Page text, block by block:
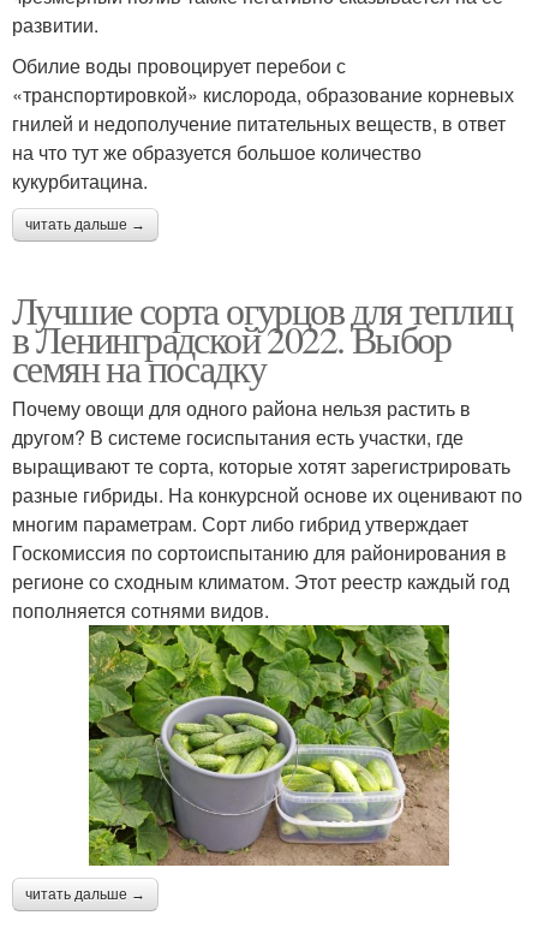
развитии.
Обилие воды провоцирует перебои с
«транспортировкой» кислорода, образование корневых
гнилей и недополучение питательных веществ, в ответ
на что тут же образуется большое количество
кукурбитацина.
читать дальше →
Лучшие сорта огурцов для теплиц
в Ленинградской 2022. Выбор
семян на посадку
Почему овощи для одного района нельзя растить в
другом? В системе госиспытания есть участки, где
выращивают те сорта, которые хотят зарегистрировать
разные гибриды. На конкурсной основе их оценивают по
многим параметрам. Сорт либо гибрид утверждает
Госкомиссия по сортоиспытанию для районирования в
регионе со сходным климатом. Этот реестр каждый год
пополняется сотнями видов.
читать дальше →